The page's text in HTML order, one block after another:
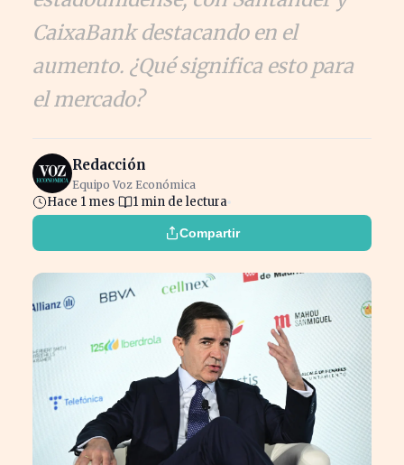
CaixaBank destacando en el
aumento. ¿Qué significa esto para
el mercado?
Redacción
Equipo Voz Económica
Hace 1 mes 1 min de lectura
Compartir